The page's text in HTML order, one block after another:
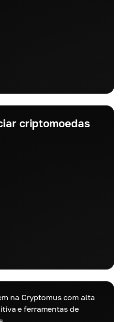
criptomoedas
na Cryptomus com alta
e ferramentas de